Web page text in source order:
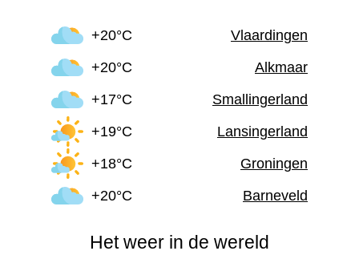
+20°C
Vlaardingen
+20°C
Alkmaar
+17°C
Smallingerland
+19°C
Lansingerland
+18°C
Groningen
+20°C
Barneveld
Het weer in de wereld